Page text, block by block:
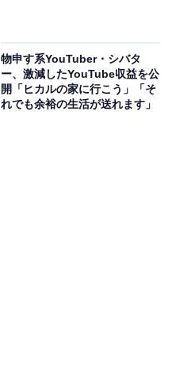
物申す系YouTuber・シバタ
ー、激減したYouTube収益を公
開「ヒカルの家に行こう」「そ
れでも余裕の生活が送れます」